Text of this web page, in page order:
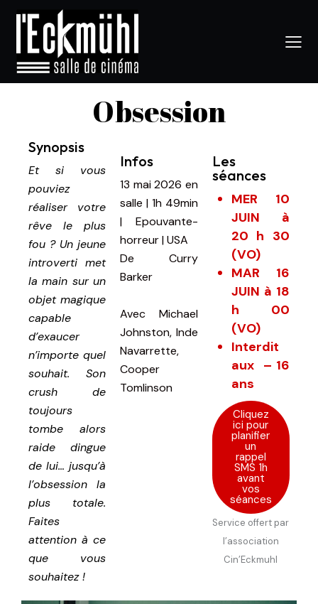
Obsession
Synopsis
Et si vous
pouviez
réaliser votre
rêve le plus
fou ? Un jeune
introverti met
la main sur un
objet magique
capable
d’exaucer
n’importe quel
souhait. Son
crush de
toujours
tombe alors
raide dingue
de lui… jusqu’à
l’obsession la
plus totale.
Faites
attention à ce
que vous
souhaitez !
Infos
13 mai 2026 en
salle| 1h 49min
| Epouvante-
horreur | USA
De Curry
Barker
Avec Michael
Johnston, Inde
Navarrette,
Cooper
Tomlinson
Les
séances
MER 10
JUIN à
20 h 30
(VO)
MAR 16
JUIN à 18
h 00
(VO)
Interdit
aux – 16
ans
Cliquez
ici pour
planifier
un
rappel
SMS 1h
avant
vos
séances
Service offert par
l’association
Cin’Eckmuhl